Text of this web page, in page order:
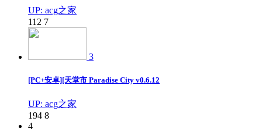
UP: acg之家
112 7
3
[PC+安卓][天堂市 Paradise City v0.6.12
UP: acg之家
194 8
4